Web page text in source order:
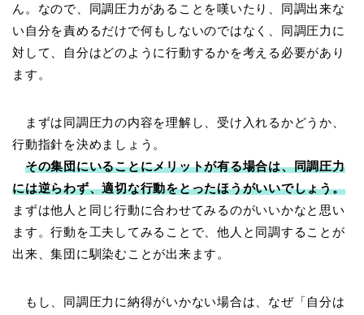
ん。なので、同調圧力があることを嘆いたり、同調出来な
い自分を責めるだけで何もしないのではなく、同調圧力に
対して、自分はどのように行動するかを考える必要があり
ます。
まずは同調圧力の内容を理解し、受け入れるかどうか、
行動指針を決めましょう。
その集団にいることにメリットが有る場合は、同調圧力
には逆らわず、適切な行動をとったほうがいいでしょう。
まずは他人と同じ行動に合わせてみるのがいいかなと思い
ます。行動を工夫してみることで、他人と同調することが
出来、集団に馴染むことが出来ます。
もし、同調圧力に納得がいかない場合は、なぜ「自分は